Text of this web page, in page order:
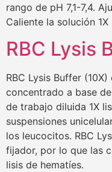
rango de pH 7,1-7,4.
Caliente la solución
RBC Lysis
RBC Lysis Buffer
concentrado a base
de trabajo diluida 1X
suspensiones
los leucocitos. RBC
fijador, por lo que las
lisis de hematíes.